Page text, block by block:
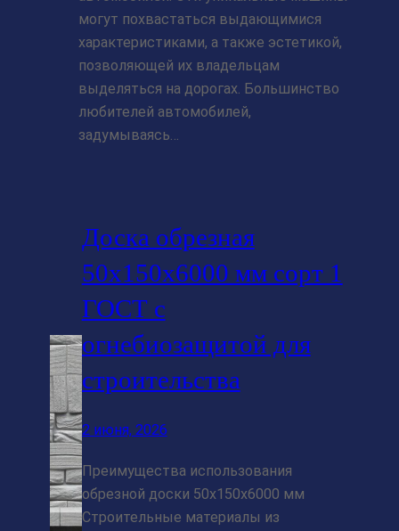
могут похвастаться выдающимися
характеристиками, а также эстетикой,
позволяющей их владельцам
выделяться на дорогах. Большинство
любителей автомобилей,
задумываясь…
Доска обрезная
50x150x6000 мм сорт 1
ГОСТ с
огнебиозащитой для
строительства
2 июня, 2026
Преимущества использования
обрезной доски 50x150x6000 мм
Строительные материалы из